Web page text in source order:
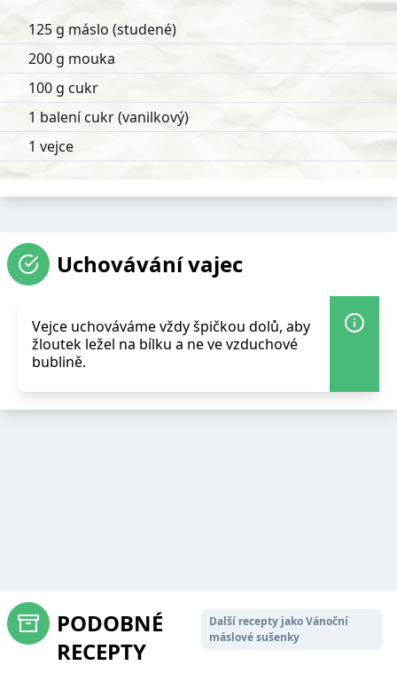
125 g máslo (studené)
200 g mouka
100 g cukr
1 balení cukr (vanilkový)
1 vejce
Uchovávání vajec
Vejce uchováváme vždy špičkou dolů, aby
žloutek ležel na bílku a ne ve vzduchové
bublině.
PODOBNÉ
RECEPTY
Další recepty jako Vánoční
máslové sušenky